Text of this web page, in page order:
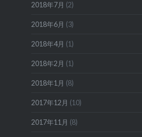
2018年7月 (2)
2018年6月 (3)
2018年4月 (1)
2018年2月 (1)
2018年1月 (8)
2017年12月 (10)
2017年11月 (8)